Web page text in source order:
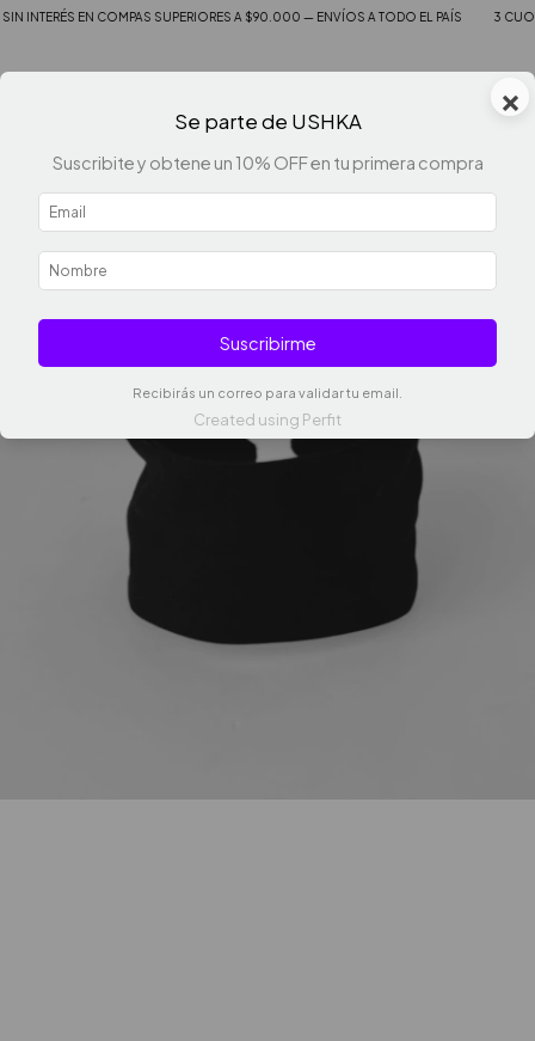
COMPAS SUPERIORES A $90.000 — ENVÍOS A TODO EL PAÍS 3 CUOTAS SIN
×
Se parte de USHKA
Suscribite y obtene un 10% OFF en tu primera compra
Suscribirme
Recibirás un correo para validar tu email.
Created using Perfit